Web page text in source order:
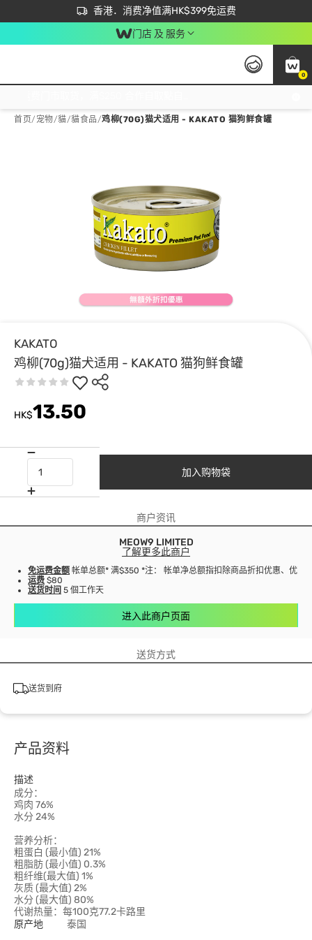
香港．消费净值满HK$399免运费
立即成为易赏钱会员尽享独家优惠
首次APP下单买满$450 输入 NEWAPP 即减$50
门店 及 服务
0
首页/ 宠物/貓/貓食品/鸡柳(70G)猫犬适用 - KAKATO 猫狗鲜食罐
KAKATO
鸡柳(70g)猫犬适用 - KAKATO 猫狗鲜食罐
HK$13.50
加入购物袋
商户资讯
MEOW9 LIMITED
了解更多此商户
免运费金额 帐单总额* 满$350 *注： 帐单净总额指扣除商品折扣优惠、优惠
运费 $80
送货时间 5 個工作天
进入此商户页面
送货方式
送货到府
产品资料
描述
成分：
鸡肉 76%
水分 24%
营养分析：
粗蛋白 (最小值) 21%
粗脂肪 (最小值) 0.3%
粗纤维(最大值) 1%
灰质 (最大值) 2%
水分 (最大值) 80%
代谢热量：每100克77.2卡路里
原产地
泰国